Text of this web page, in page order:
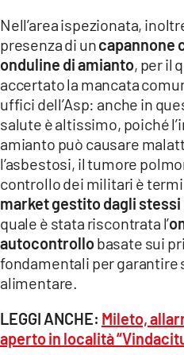
App
ANDROID
APPLE
Nell’area ispezionata,
presenza di uncapannone
onduline di amianto, per il
accertato la mancata
uffici dell’Asp: anche in
salute è altissimo, poiché
amianto può causare
l’asbestosi, il tumore
controllo dei militari è
market gestito dagli
quale è stata riscontrata l’
autocontrollobasate sui
fondamentali per garantire
alimentare.
LEGGI ANCHE: Mileto,
aperto in località